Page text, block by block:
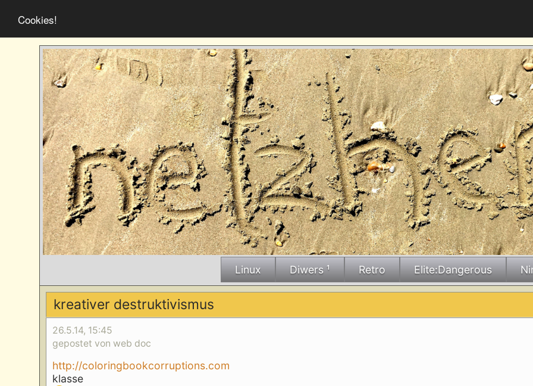
Cookies!
Linux Diwers ¹ Retro Elite:Dangerous
kreativer destruktivismus
26.5.14, 15:45
gepostet von web doc
http://coloringbookcorruptions.com
klasse